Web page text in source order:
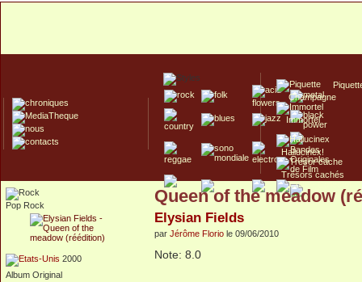
Champagne
Immortel
Hallucinex!
Trésors cachés
Culte/Collector
Pop Rock
2000
Album Original
Queen of the meadow
Elysian Fields
par Jérôme Florio le 09/06/2010
Note: 8.0